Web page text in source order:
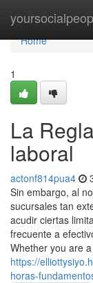
Home
Home
1
La
laboral
actonf814pua4
Sin embargo, al
sucursales tan
acudir ciertas
frecuente a
Whether you are
https://
horas-